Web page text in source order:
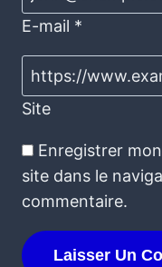
E-mail *
Site
Enregistrer
site dans le
commentaire.